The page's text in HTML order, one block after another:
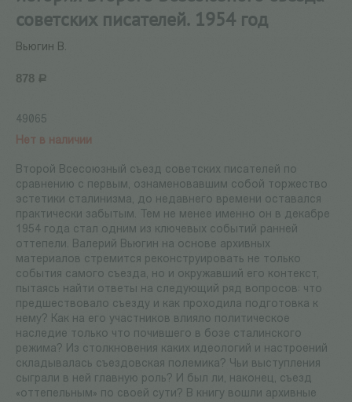
советских писателей. 1954 год
Вьюгин В.
878 Р
49065
Нет в наличии
Второй Всесоюзный съезд советских писателей по
сравнению с первым, ознаменовавшим собой торжество
эстетики сталинизма, до недавнего времени оставался
практически забытым. Тем не менее именно он в декабре
1954 года стал одним из ключевых событий ранней
оттепели. Валерий Вьюгин на основе архивных
материалов стремится реконструировать не только
события самого съезда, но и окружавший его контекст,
пытаясь найти ответы на следующий ряд вопросов: что
предшествовало съезду и как проходила подготовка к
нему? Как на его участников влияло политическое
наследие только что почившего в бозе сталинского
режима? Из столкновения каких идеологий и настроений
складывалась съездовская полемика? Чьи выступления
сыграли в ней главную роль? И был ли, наконец, съезд
«оттепельным» по своей сути? В книгу вошли архивные